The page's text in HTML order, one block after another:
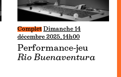
Complet Dimanche 14
décembre 2025, 14h00
Performance-jeu
Rio Buenaventura